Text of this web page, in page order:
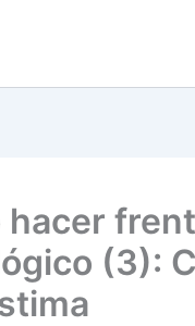
hacer
(3):